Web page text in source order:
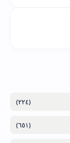
(٢٢٤)
(٦٥١)